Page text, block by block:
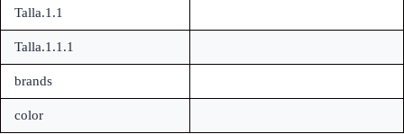
Talla.1.1
Talla.1.1.1
brands
color